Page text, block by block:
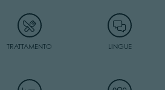
TRATTAMENTO LINGUE